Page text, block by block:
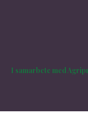
I samarbete med